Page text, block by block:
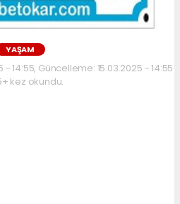
YAŞAM
- 14:55, Güncelleme: 15.03.2025 - 14:55
kez okundu.